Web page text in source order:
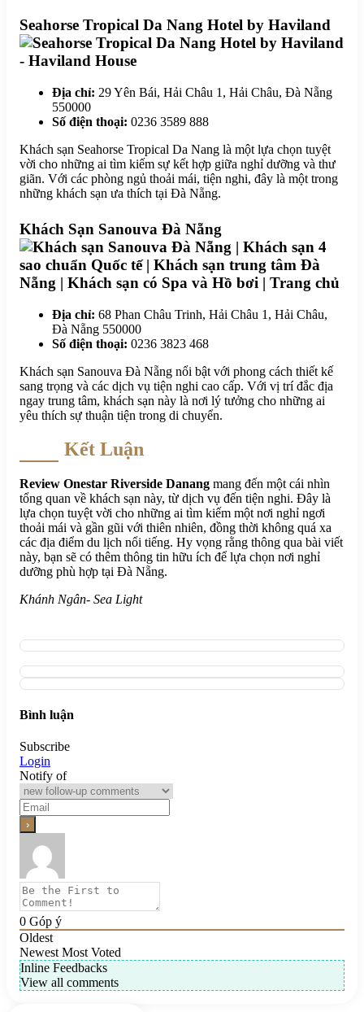
Seahorse Tropical Da Nang Hotel by Haviland
Địa chỉ: 29 Yên Bái, Hải Châu 1, Hải Châu, Đà Nẵng
550000
Số điện thoại: 0236 3589 888
Khách sạn Seahorse Tropical Da Nang là một lựa chọn tuyệt
vời cho những ai tìm kiếm sự kết hợp giữa nghỉ dưỡng và thư
giãn. Với các phòng ngủ thoải mái, tiện nghi, đây là một trong
những khách sạn ưa thích tại Đà Nẵng.
Khách Sạn Sanouva Đà Nẵng
Địa chỉ: 68 Phan Châu Trinh, Hải Châu 1, Hải Châu,
Đà Nẵng 550000
Số điện thoại: 0236 3823 468
Khách sạn Sanouva Đà Nẵng nổi bật với phong cách thiết kế
sang trọng và các dịch vụ tiện nghi cao cấp. Với vị trí đắc địa
ngay trung tâm, khách sạn này là nơi lý tưởng cho những ai
yêu thích sự thuận tiện trong di chuyển.
Kết Luận
Review Onestar Riverside Danang mang đến một cái nhìn
tổng quan về khách sạn này, từ dịch vụ đến tiện nghi. Đây là
lựa chọn tuyệt vời cho những ai tìm kiếm một nơi nghỉ ngơi
thoải mái và gần gũi với thiên nhiên, đồng thời không quá xa
các địa điểm du lịch nổi tiếng. Hy vọng rằng thông qua bài viết
này, bạn sẽ có thêm thông tin hữu ích để lựa chọn nơi nghỉ
dưỡng phù hợp tại Đà Nẵng.
Khánh Ngân- Sea Light
Bình luận
Subscribe
Login
Notify of
0 Góp ý
Oldest
Newest Most Voted
Inline Feedbacks
View all comments